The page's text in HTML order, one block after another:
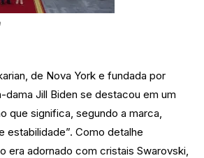
de Nova York e fundada por
dama Jill Biden se destacou em um
que significa, segundo a marca,
estabilidade”. Como detalhe
era adornado com cristais Swarovski,